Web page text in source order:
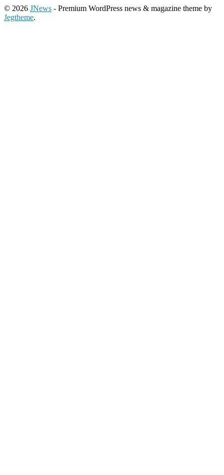
© 2026 JNews - Premium WordPress news & magazine theme by
Jegtheme.